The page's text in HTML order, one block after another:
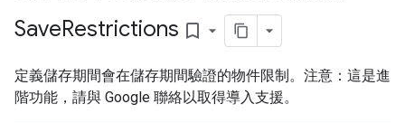
SaveRestrictions bookmark_border
定義儲存期間會在儲存期間驗證的物件限制。注意：這是進
階功能，請與 Google 聯絡以取得導入支援。